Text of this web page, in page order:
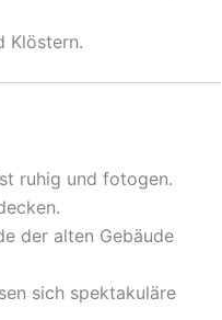
Klöstern.
ruhig und fotogen.
der alten Gebäude
sich spektakuläre